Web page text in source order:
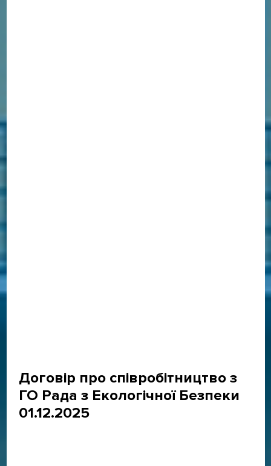
Договір про співробітництво з
ГО Рада з Екологічної Безпеки
01.12.2025